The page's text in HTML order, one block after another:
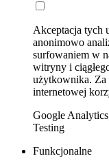
Akceptacja tych
anonimowo
surfowaniem w
witryny i
użytkownika. Za
internetowej
Google
Testing
Funkcjonalne